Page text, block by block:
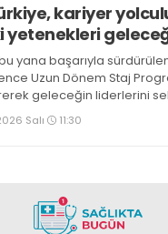
kariyer
yetenekleri
bu yana başarıyla
Uzun Dönem Staj
geleceğin liderlerini
devam ediyor. Şirket,
bütünsel gelişim
Salı 11:30